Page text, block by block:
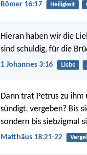
Römer 16:17 Heiligkeit
Hieran haben wir die
sind schuldig, für die
1 Johannes 3:16 Liebe
Dann trat Petrus zu ihm
sündigt, vergeben? Bis
sondern bis siebzigmal
Matthäus 18:21-22